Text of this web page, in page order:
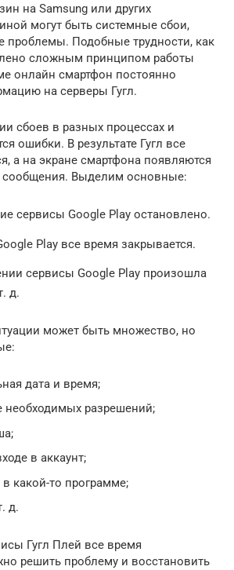
на Samsung или других
могут быть системные сбои,
проблемы. Подобные трудности, как
сложным принципом работы
онлайн смартфон постоянно
на серверы Гугл.
сбоев в разных процессах и
ошибки. В результате Гугл все
а на экране смартфона появляются
сообщения. Выделим основные:
сервисы Google Play остановлено.
Play все время закрывается.
сервисы Google Play произошла
д.
может быть множество, но
дата и время;
необходимых разрешений;
в аккаунт;
какой-то программе;
д.
Гугл Плей все время
решить проблему и восстановить